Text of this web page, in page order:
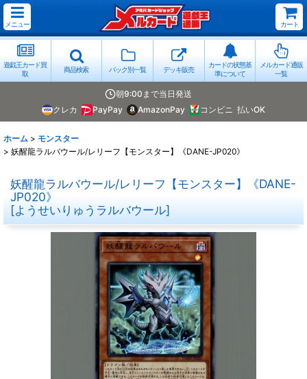
メニュー カート
遊戯王カード買
取
商品検索 パック別一覧 デッキ販売
カードの状態基
準について
メルカード通販
一覧
朝9:00まで当日発送
クレカ
PayPay AmazonPay コンビニ 払いOK
ホーム > モンスター
> 妖醒龍ラルバウール/レリーフ【モンスター】《DANE-JP020》
妖醒龍ラルバウール/レリーフ【モンスター】《DANE-
JP020》
[ようせいりゅうラルバウール]